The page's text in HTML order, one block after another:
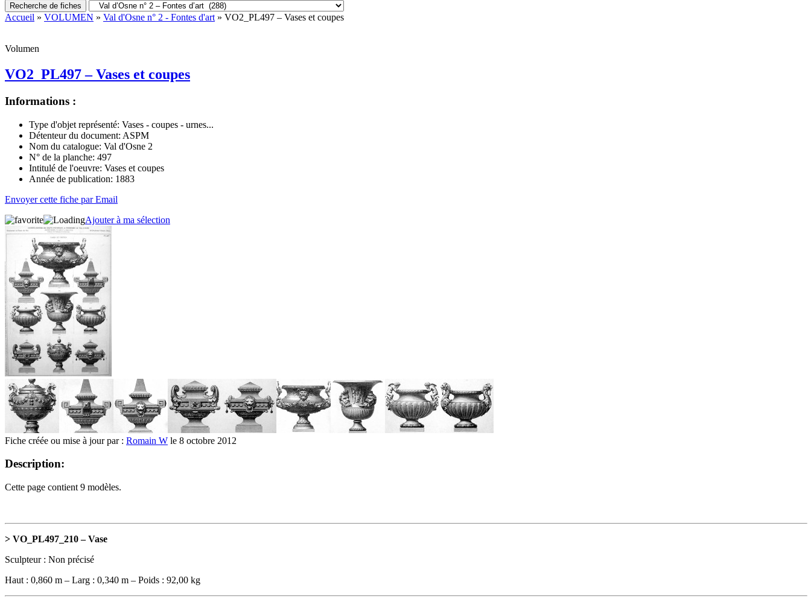
Recherche de fiches
Accueil » VOLUMEN » Val d'Osne n° 2 - Fontes d'art » VO2_PL497 – Vases et coupes
Volumen
VO2_PL497 – Vases et coupes
Informations :
Type d'objet représenté: Vases - coupes - urnes...
Détenteur du document: ASPM
Nom du catalogue: Val d'Osne 2
N° de la planche: 497
Intitulé de l'oeuvre: Vases et coupes
Année de publication: 1883
Envoyer cette fiche par Email
Ajouter à ma sélection
Fiche créée ou mise à jour par : Romain W le 8 octobre 2012
Description:
Cette page contient 9 modèles.
> VO_PL497_210 – Vase
Sculpteur : Non précisé
Haut : 0,860 m – Larg : 0,340 m – Poids : 92,00 kg